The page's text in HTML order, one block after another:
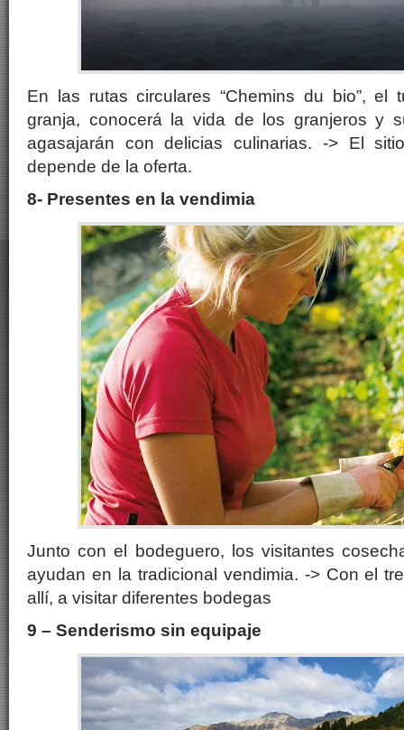
En las rutas circulares “Chemins du bio”, el
granja, conocerá la vida de los granjeros y
agasajarán con delicias culinarias. -> El
depende de la oferta.
8- Presentes en la vendimia
Junto con el bodeguero, los visitantes
ayudan en la tradicional vendimia. -> Con el
allí, a visitar diferentes bodegas
9 – Senderismo sin equipaje